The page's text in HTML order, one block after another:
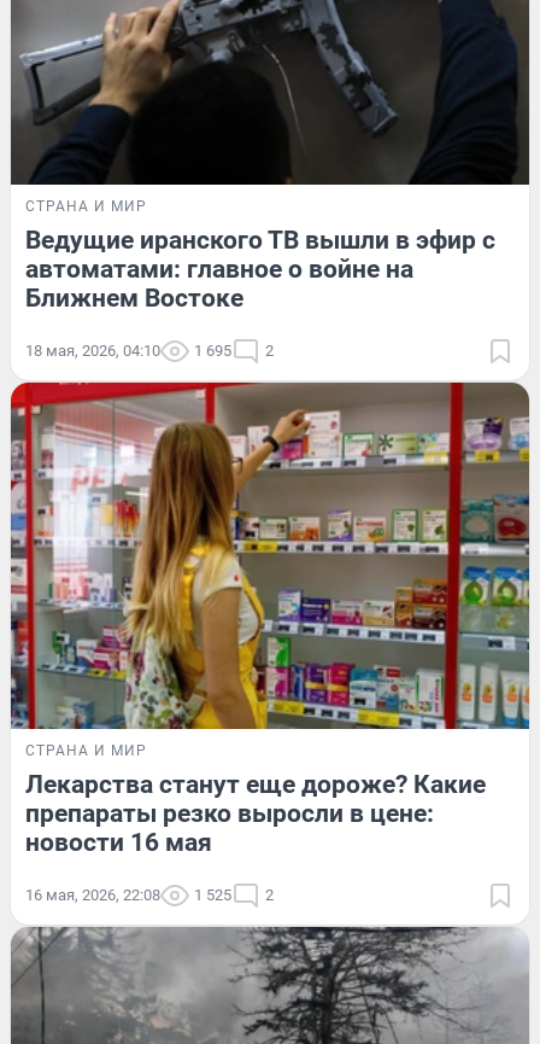
СТРАНА И МИР
Ведущие иранского ТВ вышли в эфир с
автоматами: главное о войне на
Ближнем Востоке
18 мая, 2026, 04:10 1 695 2
СТРАНА И МИР
Лекарства станут еще дороже? Какие
препараты резко выросли в цене:
новости 16 мая
16 мая, 2026, 22:08 1 525 2